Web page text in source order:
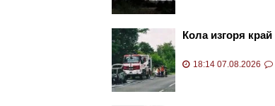
Кола изгоря
18:14 07.08.2026